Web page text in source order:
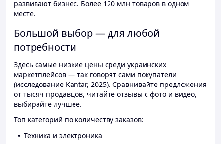
развивают бизнес. Более 120 млн товаров в одном
месте.
Большой выбор — для любой
потребности
Здесь самые низкие цены среди украинских
маркетплейсов — так говорят сами покупатели
(исследование Kantar, 2025). Сравнивайте предложения
от тысяч продавцов, читайте отзывы с фото и видео,
выбирайте лучшее.
Топ категорий по количеству заказов:
Техника и электроника